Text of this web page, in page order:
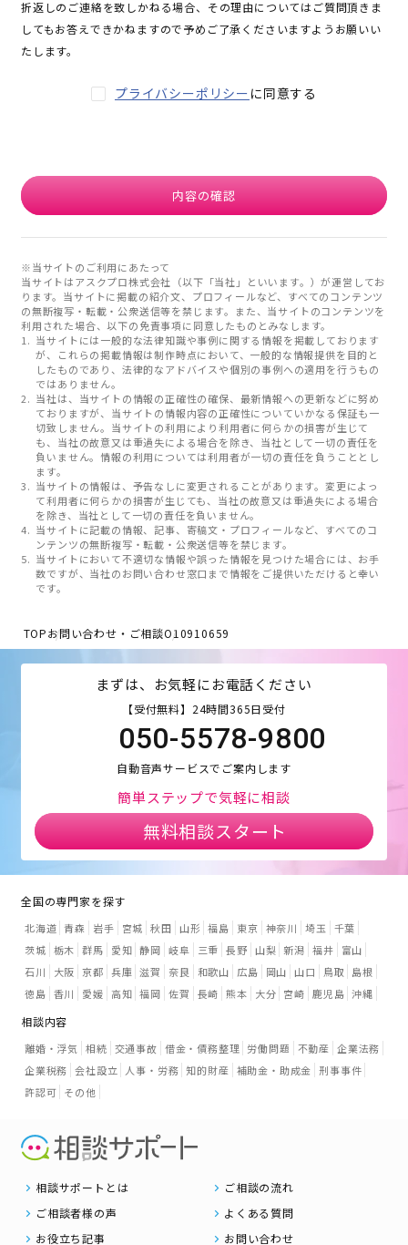
折返しのご連絡を致しかねる場合、その理由についてはご質問頂きま
してもお答えできかねますので予めご了承くださいますようお願いい
たします。
プライバシーポリシー に同意する
内容の確認
※当サイトのご利用にあたって
当サイトはアスクプロ株式会社（以下「当社」といいます。）が運営してお
ります。当サイトに掲載の紹介文、プロフィールなど、すべてのコンテンツ
の無断複写・転載・公衆送信等を禁じます。また、当サイトのコンテンツを
利用された場合、以下の免責事項に同意したものとみなします。
当サイトには一般的な法律知識や事例に関する情報を掲載しております
が、これらの掲載情報は制作時点において、一般的な情報提供を目的と
したものであり、法律的なアドバイスや個別の事例への適用を行うもの
ではありません。
当社は、当サイトの情報の正確性の確保、最新情報への更新などに努め
ておりますが、当サイトの情報内容の正確性についていかなる保証も一
切致しません。当サイトの利用により利用者に何らかの損害が生じて
も、当社の故意又は重過失による場合を除き、当社として一切の責任を
負いません。情報の利用については利用者が一切の責任を負うこととし
ます。
当サイトの情報は、予告なしに変更されることがあります。変更によっ
て利用者に何らかの損害が生じても、当社の故意又は重過失による場合
を除き、当社として一切の責任を負いません。
当サイトに記載の情報、記事、寄稿文・プロフィールなど、すべてのコ
ンテンツの無断複写・転載・公衆送信等を禁じます。
当サイトにおいて不適切な情報や誤った情報を見つけた場合には、お手
数ですが、当社のお問い合わせ窓口まで情報をご提供いただけると幸い
です。
TOPお問い合わせ・ご相談O10910659
まずは、お気軽にお電話ください
【受付無料】24時間365日受付
050-5578-9800
自動音声サービスでご案内します
簡単ステップで気軽に相談
無料相談スタート
全国の専門家を探す
北海道 青森 岩手 宮城 秋田 山形 福島 東京 神奈川 埼玉
千葉
茨城 栃木 群馬 愛知 静岡 岐阜 三重 長野 山梨 新潟 福井
富山
石川
大阪 京都 兵庫 滋賀 奈良 和歌山 広島 岡山 山口 鳥取
島根
徳島 香川 愛媛 高知 福岡 佐賀 長崎 熊本 大分 宮崎 鹿児島 沖縄
相談内容
離婚・浮気 相続 交通事故 借金・債務整理 労働問題 不動産 企業法務
企業税務 会社設立 人事・労務 知的財産 補助金・助成金 刑事事件
許認可 その他
相談サポートとは
ご相談の流れ
ご相談者様の声
よくある質問
お役立ち記事
お問い合わせ